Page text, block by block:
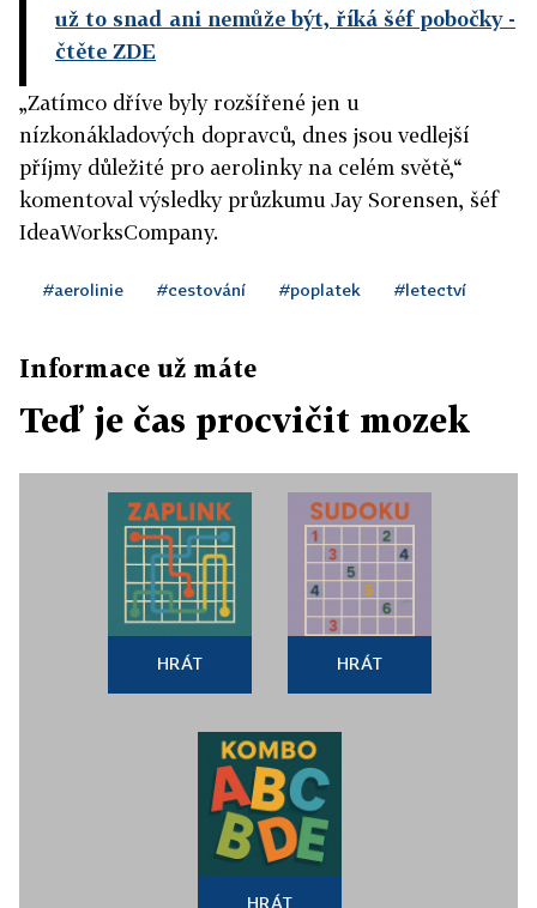
už to snad ani nemůže být, říká šéf pobočky-
čtěte ZDE
„Zatímco dříve byly rozšířené jen u
nízkonákladových dopravců, dnes jsou vedlejší
příjmy důležité pro aerolinky na celém světě,“
komentoval výsledky průzkumu Jay Sorensen, šéf
IdeaWorksCompany.
#aerolinie #cestování #poplatek #letectví
Informace už máte
Teď je čas procvičit mozek
HRÁT HRÁT
HRÁT